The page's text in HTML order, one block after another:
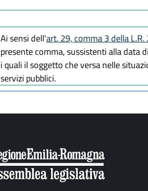
Ai sensi dell'art. 29, comma 3 della
presente comma, sussistenti alla data
i quali il soggetto che versa nelle
servizi pubblici.